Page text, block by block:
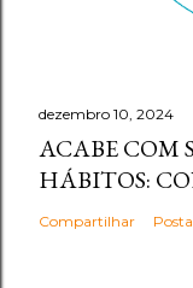
dezembro 10, 2024
ACABE COM
HÁBITOS:
Compartilhar